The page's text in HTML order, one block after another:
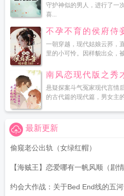
守护神似的男人，进行了一
喜...
不孕不育的侯府侍
一朝穿越，现代姑娘云荞，
里的小可怜。因样貌出众，
南风恋现代版之秀
悬疑探案斗气冤家现代言情
的古代篇的现代篇，男女主
最新更新
偷窥老公出轨（女绿红帽）
【海贼王】恋爱哪有一帆风顺（剧情
约会大作战：关于Bed End线的五